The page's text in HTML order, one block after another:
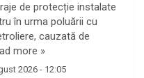
de protecție instalate
în urma poluării cu
cauzată de
more »
2026 - 12:05